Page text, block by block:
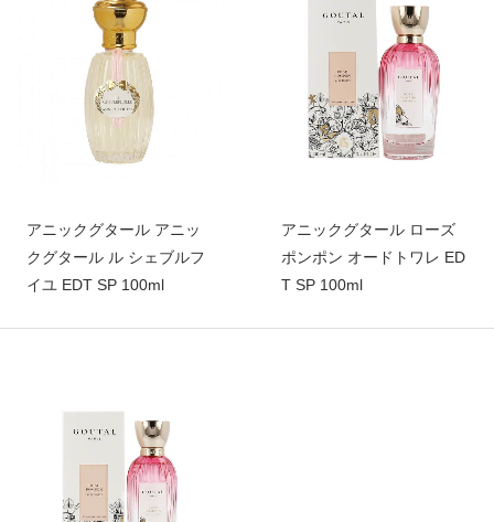
アニックグタール アニッ
クグタール ル シェブルフ
イユ EDT SP 100ml
アニックグタール ローズ
ポンポン オードトワレ ED
T SP 100ml